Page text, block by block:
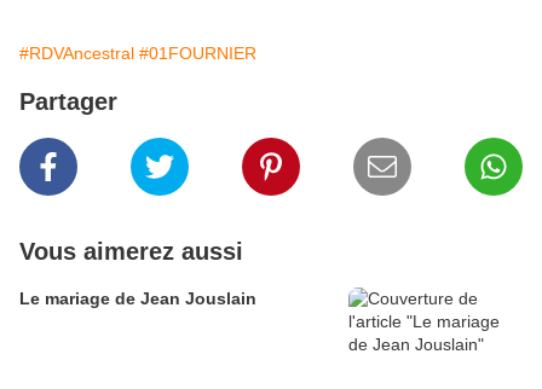
#RDVAncestral #01FOURNIER
Partager
Vous aimerez aussi
Le mariage de Jean Jouslain